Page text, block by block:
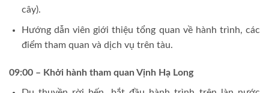
cây).
Hướng dẫn viên giới thiệu tổng quan về hành trình, các
điểm tham quan và dịch vụ trên tàu.
09:00 – Khởi hành tham quan Vịnh Hạ Long